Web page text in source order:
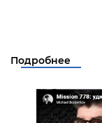
Подробнее